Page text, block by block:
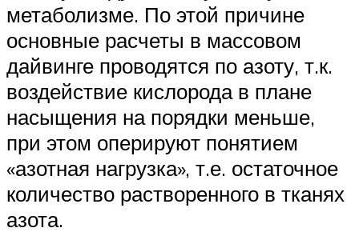
метаболизме. По этой причине
основные расчеты в массовом
дайвинге проводятся по азоту, т.к.
воздействие кислорода в плане
насыщения на порядки меньше,
при этом оперируют понятием
«азотная нагрузка», т.е. остаточное
количество растворенного в тканях
азота.